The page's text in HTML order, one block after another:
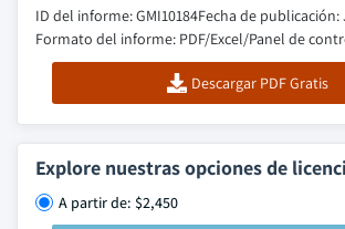
ID del informe: GMI10184Fecha de publicación:
Formato del informe: PDF/Excel/Panel de
Descargar PDF Gratis
Explore nuestras opciones de
A partir de: $2,450